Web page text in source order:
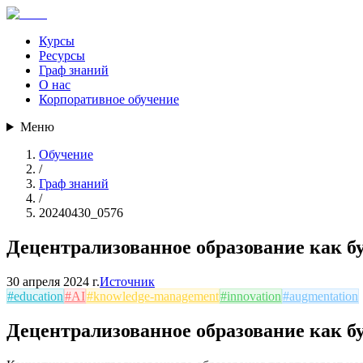
Курсы
Ресурсы
Граф знаний
О нас
Корпоративное обучение
Меню
Обучение
/
Граф знаний
/
20240430_0576
Децентрализованное образование как
30 апреля 2024 г.Источник
#education#AI#knowledge-management#innovation#augmentation
Децентрализованное образование как